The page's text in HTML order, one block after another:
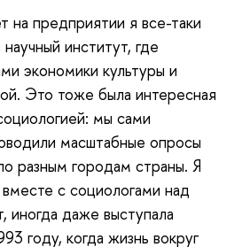
на предприятии я все-таки
институт, где
экономики культуры и
Это тоже была интересная
мы сами
масштабные опросы
разным городам страны. Я
вместе с социологами над
иногда даже выступала
году, когда жизнь вокруг